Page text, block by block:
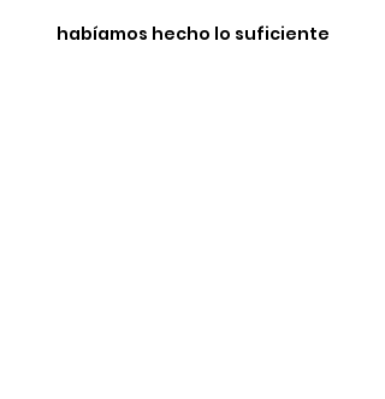
habíamos hecho lo suficiente